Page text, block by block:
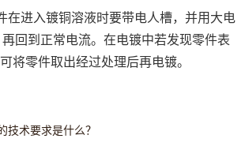
在进入镀铜溶液时要带电人槽，并用大电
回到正常电流。在电镀中若发现零件表
将零件取出经过处理后再电镀。
技术要求是什么？